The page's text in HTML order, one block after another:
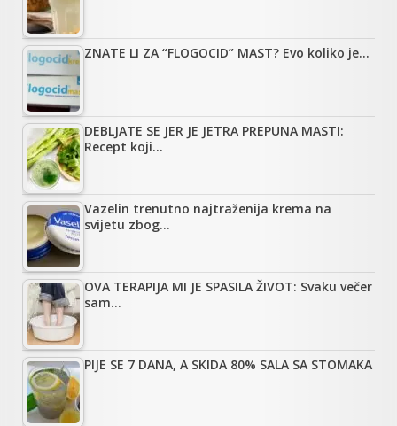
ZNATE LI ZA “FLOGOCID” MAST? Evo koliko je…
DEBLJATE SE JER JE JETRA PREPUNA MASTI:
Recept koji…
Vazelin trenutno najtraženija krema na
svijetu zbog…
OVA TERAPIJA MI JE SPASILA ŽIVOT: Svaku večer
sam…
PIJE SE 7 DANA, A SKIDA 80% SALA SA STOMAKA